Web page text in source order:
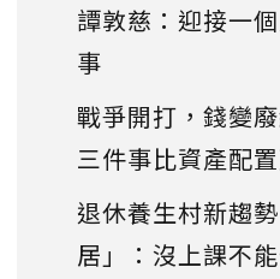
譚敦慈：迎接一
事
戰爭開打，錢變
三件事比資產配
退休養生村新趨
居」：沒上課不